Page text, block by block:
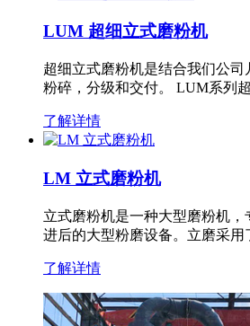
LUM 超细立式磨粉机
超细立式磨粉机是结合我们公
粉碎，分级和交付。 LUM系列
了解详情
LM 立式磨粉机
立式磨粉机是一种大型磨粉机
进后的大型粉磨设备。立磨采
了解详情